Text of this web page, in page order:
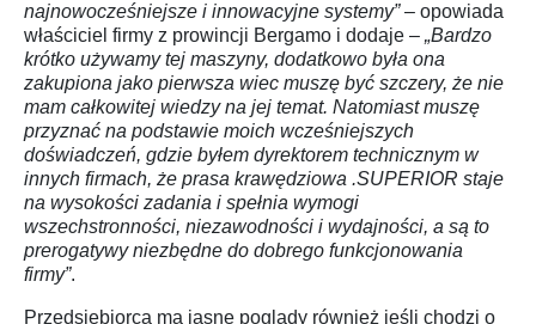
najnowocześniejsze i innowacyjne systemy” – opowiada
właściciel firmy z prowincji Bergamo i dodaje – „Bardzo
krótko używamy tej maszyny, dodatkowo była ona
zakupiona jako pierwsza wiec muszę być szczery, że nie
mam całkowitej wiedzy na jej temat. Natomiast muszę
przyznać na podstawie moich wcześniejszych
doświadczeń, gdzie byłem dyrektorem technicznym w
innych firmach, że prasa krawędziowa .SUPERIOR staje
na wysokości zadania i spełnia wymogi
wszechstronności, niezawodności i wydajności, a są to
prerogatywy niezbędne do dobrego funkcjonowania
firmy”.
Przedsiębiorca ma jasne poglądy również jeśli chodzi o